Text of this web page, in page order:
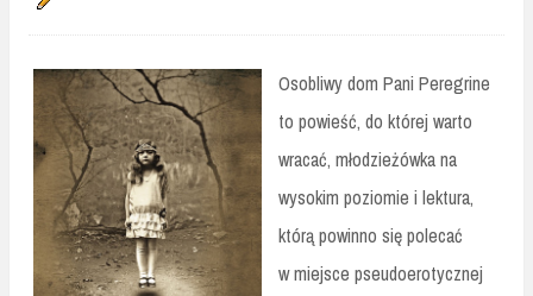
Osobliwy dom Pani Peregrine
to powieść, do której warto
wracać, młodzieżówka na
wysokim poziomie i lektura,
którą powinno się polecać
w miejsce pseudoerotycznej